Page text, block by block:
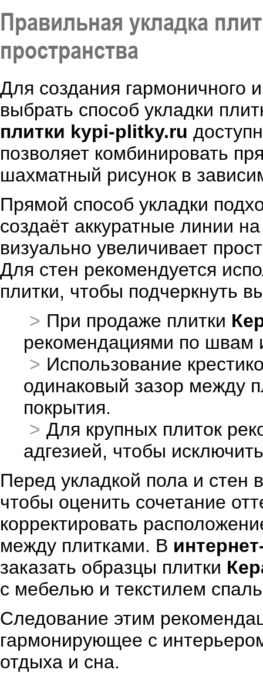
Правильная укладка
пространства
Для создания гармоничного
выбрать способ укладки
плитки kypi-plitky.ru
позволяет комбинировать
шахматный рисунок в
Прямой способ укладки
создаёт аккуратные линии
визуально увеличивает
Для стен рекомендуется
плитки, чтобы подчеркнуть
При продаже плитки
рекомендациями по швам
Использование
одинаковый зазор между
покрытия.
Для крупных плиток
адгезией, чтобы
Перед укладкой пола и стен
чтобы оценить сочетание
корректировать
между плитками. В
заказать образцы плитки
с мебелью и текстилем
Следование этим
гармонирующее с
отдыха и сна.